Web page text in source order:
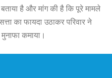
बताया है और मांग की है कि पूरे मामले
का फायदा उठाकर परिवार ने
कमाया।